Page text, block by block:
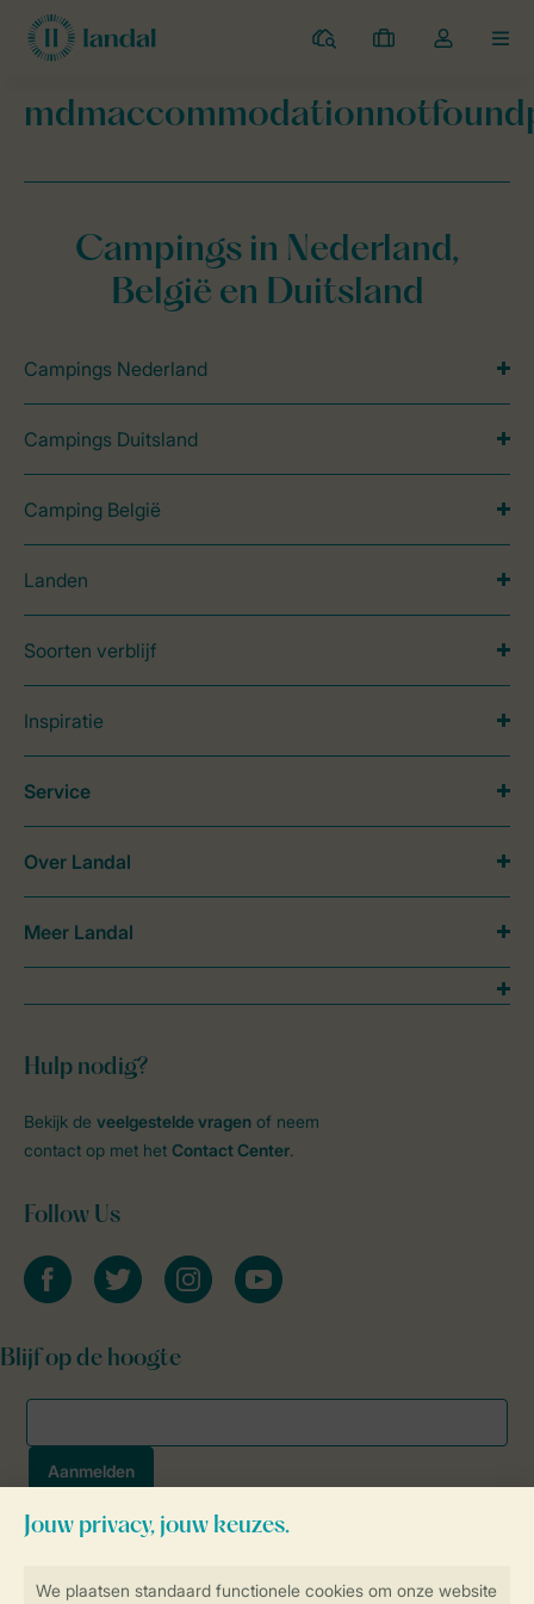
Campings
Mijn
Open
dropdown
van
account
Landal Camping mdmaccommodationnotfoundpage
Campings in Nederland,
België en Duitsland
Campings Nederland
Campings Duitsland
Camping België
Landen
Soorten verblijf
Inspiratie
Hulp nodig?
Bekijk de veelgestelde vragen of neem
contact op met het Contact Center.
Follow Us
facebooktwitter instagramyoutube
Blijf op de hoogte
Service
Over Landal
Meer Landal